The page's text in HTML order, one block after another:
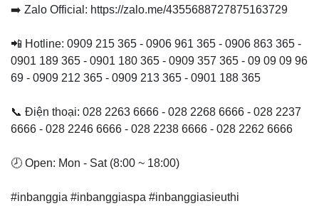
➡️ Zalo Official: https://zalo.me/4355688727875163729
📲 Hotline: 0909 215 365 - 0906 961 365 - 0906 863 365 -
0901 189 365 - 0901 180 365 - 0909 357 365 - 09 09 09 96
69 - 0909 212 365 - 0909 213 365 - 0901 188 365
📞 Điện thoại: 028 2263 6666 - 028 2268 6666 - 028 2237
6666 - 028 2246 6666 - 028 2238 6666 - 028 2262 6666
🕗 Open: Mon - Sat (8:00 ~ 18:00)
#inbanggia #inbanggiaspa #inbanggiasieuthi